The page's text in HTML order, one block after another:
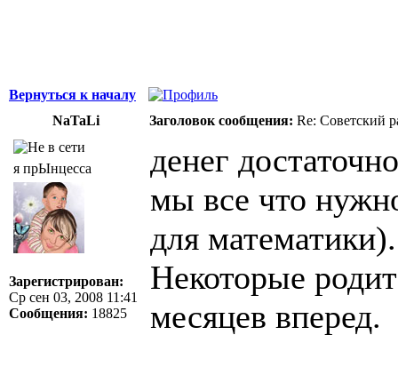
Вернуться к началу
NaTaLi
Заголовок сообщения: Re: Советский
я прЫнцесса
Зарегистрирован:
Ср сен 03, 2008 11:41
Сообщения: 18825
денег
мы все что
для
Некоторые
месяцев вперед.